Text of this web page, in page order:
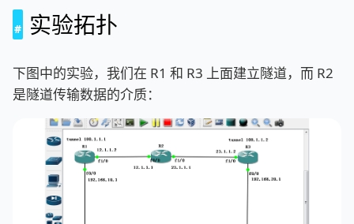
实验拓扑
下图中的实验，我们在 R1 和 R3 上面建立隧道，而 R2
是隧道传输数据的介质：